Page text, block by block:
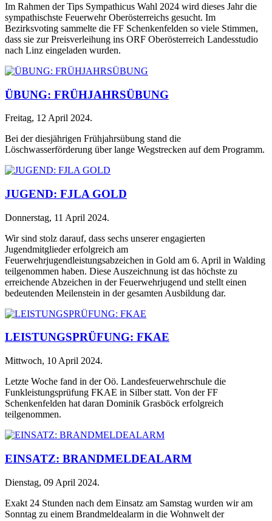
Im Rahmen der Tips Sympathicus Wahl 2024 wird dieses Jahr die
sympathischste Feuerwehr Oberösterreichs gesucht. Im
Bezirksvoting sammelte die FF Schenkenfelden so viele Stimmen,
dass sie zur Preisverleihung ins ORF Oberösterreich Landesstudio
nach Linz eingeladen wurden.
ÜBUNG: FRÜHJAHRSÜBUNG
Freitag, 12 April 2024.
Bei der diesjährigen Frühjahrsübung stand die
Löschwasserförderung über lange Wegstrecken auf dem Programm.
JUGEND: FJLA GOLD
Donnerstag, 11 April 2024.
Wir sind stolz darauf, dass sechs unserer engagierten
Jugendmitglieder erfolgreich am
Feuerwehrjugendleistungsabzeichen in Gold am 6. April in Walding
teilgenommen haben. Diese Auszeichnung ist das höchste zu
erreichende Abzeichen in der Feuerwehrjugend und stellt einen
bedeutenden Meilenstein in der gesamten Ausbildung dar.
LEISTUNGSPRÜFUNG: FKAE
Mittwoch, 10 April 2024.
Letzte Woche fand in der Oö. Landesfeuerwehrschule die
Funkleistungsprüfung FKAE in Silber statt. Von der FF
Schenkenfelden hat daran Dominik Grasböck erfolgreich
teilgenommen.
EINSATZ: BRANDMELDEALARM
Dienstag, 09 April 2024.
Exakt 24 Stunden nach dem Einsatz am Samstag wurden wir am
Sonntag zu einem Brandmeldealarm in die Wohnwelt der